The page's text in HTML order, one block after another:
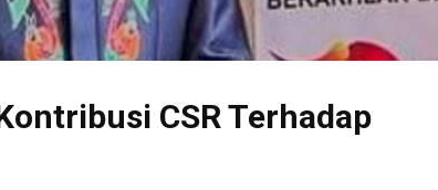
CSR Terhadap